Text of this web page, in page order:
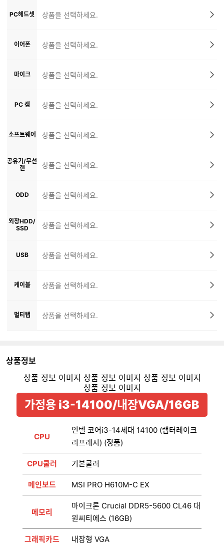
PC헤드셋 상품을 선택하세요.
이어폰 상품을 선택하세요.
마이크 상품을 선택하세요.
PC 캠 상품을 선택하세요.
소프트웨어 상품을 선택하세요.
공유기/무선
랜
상품을 선택하세요.
ODD 상품을 선택하세요.
외장HDD/
SSD
상품을 선택하세요.
USB 상품을 선택하세요.
케이블 상품을 선택하세요.
멀티탭 상품을 선택하세요.
상품정보
가정용 i3-14100/내장VGA/16GB
CPU
인텔 코어i3-14세대 14100 (랩터레이크
리프레시) (정품)
CPU쿨러 기본쿨러
메인보드 MSI PRO H610M-C EX
메모리
마이크론 Crucial DDR5-5600 CL46 대
원씨티에스 (16GB)
그래픽카드 내장형 VGA